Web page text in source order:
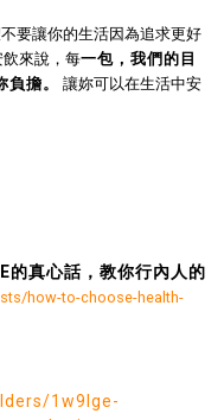
要讓你的生活因為追求更好
來說，每一包，我們的目
擔。
讓妳可以在生活中安
的真心話，教你行內人的
how-to-choose-health-
1w9Ige-